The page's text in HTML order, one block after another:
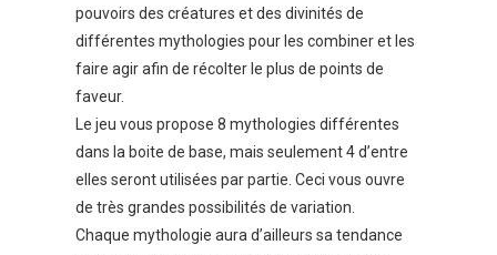
pouvoirs des créatures et des divinités de
différentes mythologies pour les combiner et les
faire agir afin de récolter le plus de points de
faveur.
Le jeu vous propose 8 mythologies différentes
dans la boite de base, mais seulement 4 d’entre
elles seront utilisées par partie. Ceci vous ouvre
de très grandes possibilités de variation.
Chaque mythologie aura d’ailleurs sa tendance